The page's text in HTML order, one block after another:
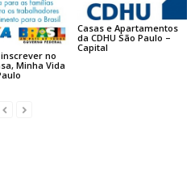
no
Minha Vida
Casas e Apartamentos
da CDHU São Paulo –
Capital